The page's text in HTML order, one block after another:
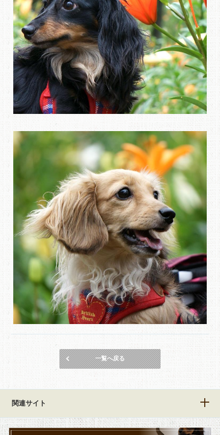
一覧へ戻る
関連サイト